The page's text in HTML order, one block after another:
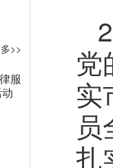
>>
服
党
实
扎